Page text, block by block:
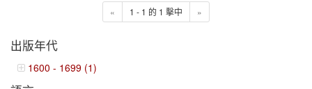
« 1 - 1 的 1 擊中 »
出版年代
1600 - 1699 (1)